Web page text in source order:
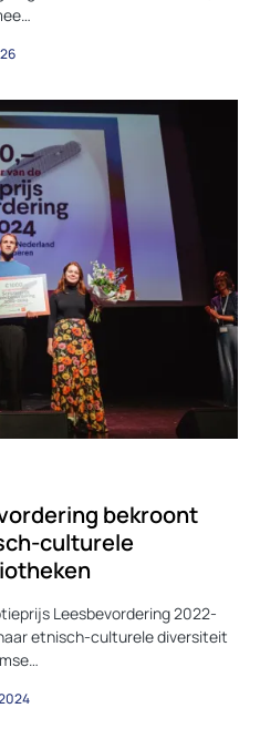
bekroont
culturele
Leesbevordering 2022-
etnisch-culturele diversiteit